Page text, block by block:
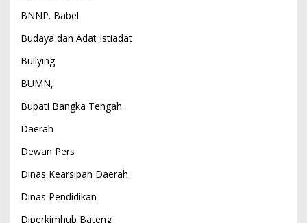
BNNP. Babel
Budaya dan Adat Istiadat
Bullying
BUMN,
Bupati Bangka Tengah
Daerah
Dewan Pers
Dinas Kearsipan Daerah
Dinas Pendidikan
Diperkimhub Bateng